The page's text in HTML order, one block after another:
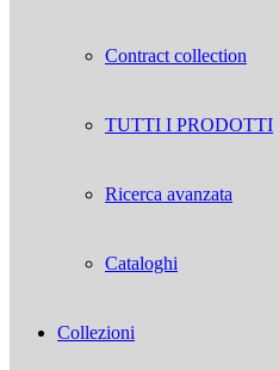
Contract collection
TUTTI I PRODOTTI
Ricerca avanzata
Cataloghi
Collezioni